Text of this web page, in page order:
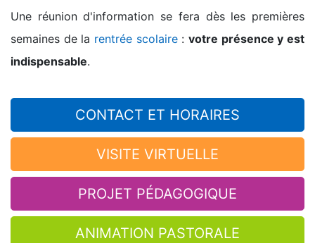
Une réunion d'information se fera dès les premières
semaines de la rentrée scolaire:votre présence y est
indispensable.
CONTACT ET HORAIRES
VISITE VIRTUELLE
PROJET PÉDAGOGIQUE
ANIMATION PASTORALE